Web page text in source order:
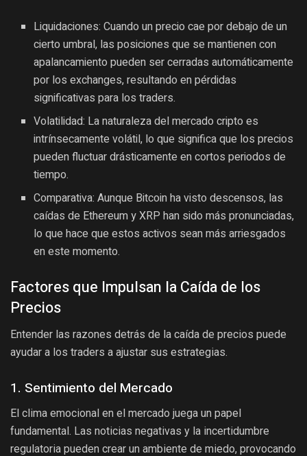
Liquidaciones: Cuando un precio cae por debajo de un
cierto umbral, las posiciones que se mantienen con
apalancamiento pueden ser cerradas automáticamente
por los exchanges, resultando en pérdidas
significativas para los traders.
Volatilidad: La naturaleza del mercado cripto es
intrínsecamente volátil, lo que significa que los precios
pueden fluctuar drásticamente en cortos periodos de
tiempo.
Comparativa: Aunque Bitcoin ha visto descensos, las
caídas de Ethereum y XRP han sido más pronunciadas,
lo que hace que estos activos sean más arriesgados
en este momento.
Factores que Impulsan la Caída de los
Precios
Entender las razones detrás de la caída de precios puede
ayudar a los traders a ajustar sus estrategias.
1. Sentimiento del Mercado
El clima emocional en el mercado juega un papel
fundamental. Las noticias negativas y la incertidumbre
regulatoria pueden crear un ambiente de miedo, provocando